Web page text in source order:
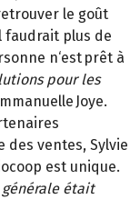
le goût
faudrait plus de
n‘est prêt à
pour les
Joye.
des ventes, Sylvie
est unique.
générale était